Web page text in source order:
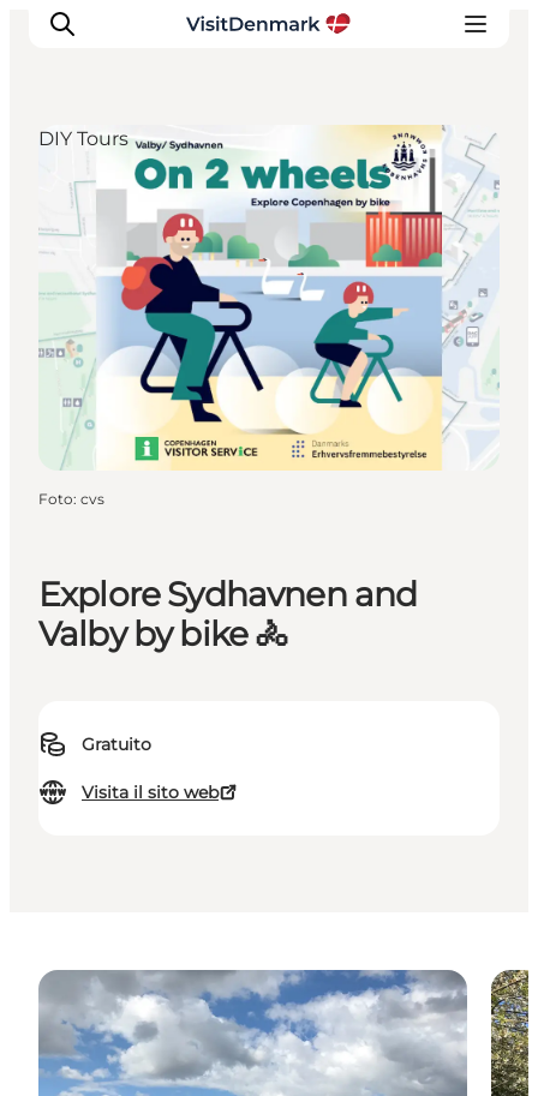
Ispirazioni
Dove andare
Cosa fare
Dove dormire
Pianifica il viaggio
Explore Sydhavnen and
Valby by bike 🚴
Gratuito
Visita il sito web
DIY Tours
Foto: cvs